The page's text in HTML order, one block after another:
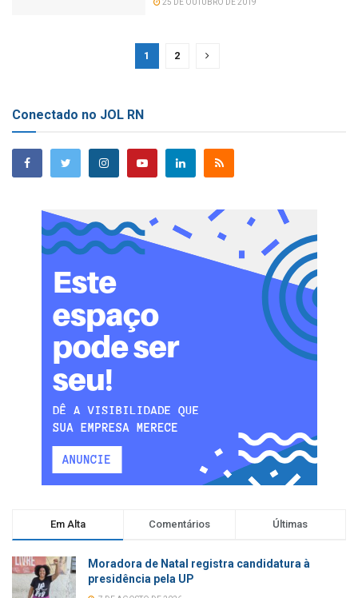
25 DE OUTUBRO DE 2019
1 2
Conectado no JOL RN
Em Alta Comentários Últimas
Moradora de Natal registra candidatura à
presidência pela UP